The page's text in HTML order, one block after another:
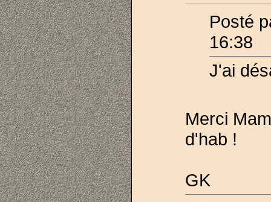
Posté
16:38
J'ai
Merci
d'hab !
GK